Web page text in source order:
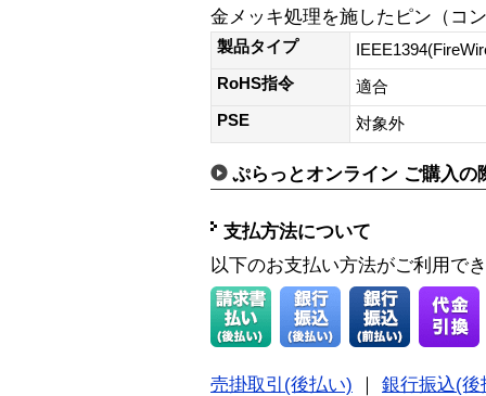
金メッキ処理を施したピン（コ
製品タイプ
RoHS指令
適合
PSE
対象外
ぷらっとオンライン ご購入の
支払方法について
以下のお支払い方法がご利用で
売掛取引(後払い) ｜ 銀行振込(後